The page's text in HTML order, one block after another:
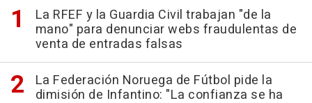
La RFEF y la Guardia Civil trabajan "de la
mano" para denunciar webs fraudulentas de
venta de entradas falsas
La Federación Noruega de Fútbol pide la
dimisión de Infantino: "La confianza se ha